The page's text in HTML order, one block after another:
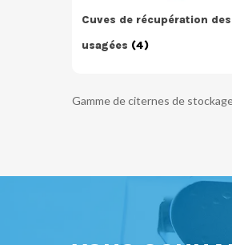
Cuves de récupération
usagées (4)
Gamme de citernes de